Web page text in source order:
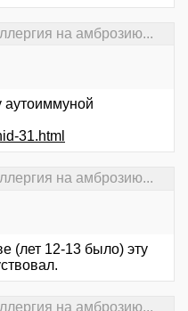
на амброзию...
аутоиммуной
31.html
на амброзию...
(лет 12-13 было) эту
на амброзию...